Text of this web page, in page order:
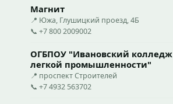
Магнит
📍 Южа, Глушицкий проезд, 4Б
📞 +7 800 2009002
ОГБПОУ "Ивановский колледж
легкой промышленности"
📍 проспект Строителей
📞 +7 4932 563702